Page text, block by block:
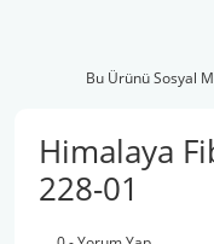
Bu Ürünü Sosyal
Himalaya
228-01